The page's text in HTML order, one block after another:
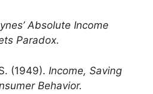
Absolute Income
Paradox.
(1949). Income, Saving
Behavior.